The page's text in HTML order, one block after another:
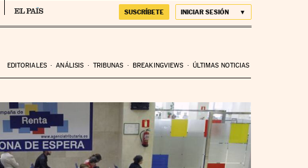
SUSCRÍBETE INICIAR SESIÓN
EDITORIALES ANÁLISIS TRIBUNAS BREAKINGVIEWS ÚLTIMAS NOTICIAS